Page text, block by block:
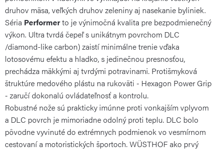
druhov mäsa, veľkých druhov zeleniny aj nasekanie byliniek.
Séria Performerto je výnimočná kvalita pre bezpodmienečný
výkon. Ultra tvrdá čepeľ s unikátnym povrchom DLC
/diamond-like carbon) zaistí minimálne trenie vďaka
lotosovému efektu a hladko, s jedinečnou presnosťou,
prechádza mäkkými aj tvrdými potravinami. Protišmyková
štruktúre medového plástu na rukoväti - Hexagon Power Grip
- zaručí dokonalú ovládateľnosť a kontrolu.
Robustné nože sú prakticky imúnne proti vonkajším vplyvom
a DLC povrch je mimoriadne odolný proti teplu. DLC bolo
pôvodne vyvinuté do extrémnych podmienok vo vesmírnom
cestovaní a motoristických športoch. WÜSTHOF ako prvý